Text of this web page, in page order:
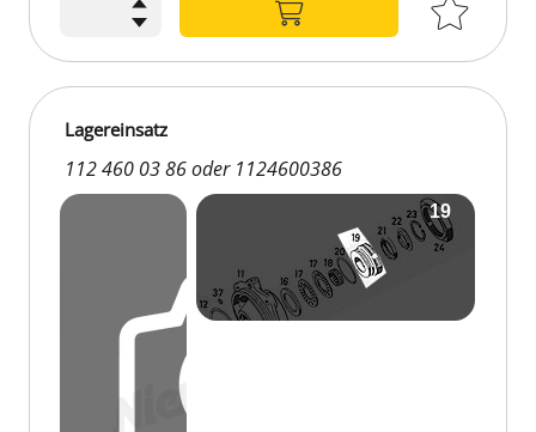
Lagereinsatz
112 460 03 86 oder 1124600386